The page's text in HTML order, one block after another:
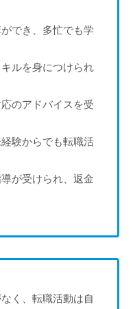
でき、多忙でも学
ルを身につけられ
のアドバイスを受
験からでも転職活
が受けられ、返金
く、転職活動は自